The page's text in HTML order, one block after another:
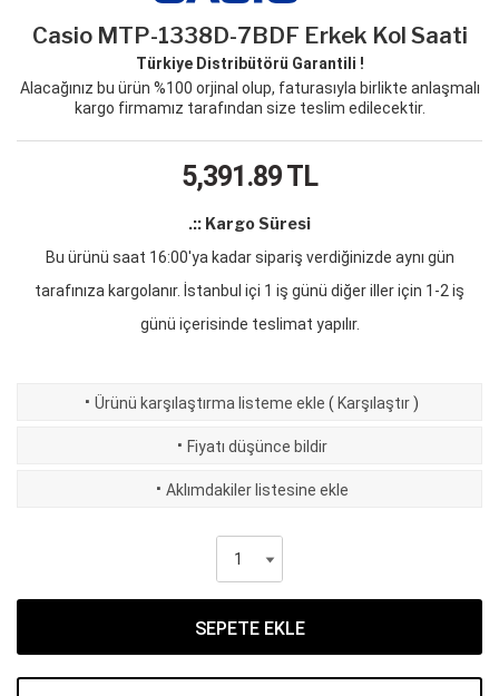
Casio MTP-1338D-7BDF Erkek Kol Saati
Türkiye Distribütörü Garantili !
Alacağınız bu ürün %100 orjinal olup, faturasıyla birlikte anlaşmalı
kargo firmamız tarafından size teslim edilecektir.
5,391.89TL
.:: Kargo Süresi
Bu ürünü saat 16:00'ya kadar sipariş verdiğinizde aynı gün
tarafınıza kargolanır. İstanbul içi 1 iş günü diğer iller için 1-2 iş
günü içerisinde teslimat yapılır.
· Ürünü karşılaştırma listeme ekle (Karşılaştır)
· Fiyatı düşünce bildir
· Aklımdakiler listesine ekle
SEPETE EKLE